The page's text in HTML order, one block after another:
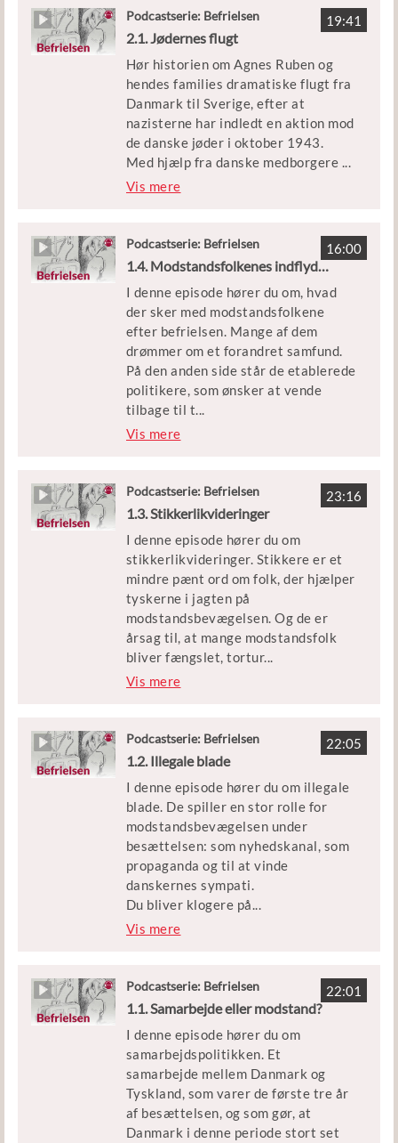
Medvirkende: Allan Falk og
historiker Sofie Lene Bak
Klip: Filmcentralen og Københavns
Beredskab
Udgivet af Børne- og
Undervisningsministeriet
koncentrationslejren
Theresienstadt.
Episoden er en del af podcastserien
’Befrielsen’.
Medvirkende: Historiker Sofie Lene
Bak
Klip: DIIS, Københavns Beredskab og
Udgivet af Børne- og
Undervisningsministeriet
19:41
Podcastserie: Befrielsen
2.1. Jødernes flugt
Hør historien om Agnes Ruben og
hendes families dramatiske flugt fra
Danmark til Sverige, efter at
nazisterne har indledt en aktion mod
de danske jøder i oktober 1943.
Med hjælp fra danske medborgere ...
lykkedes det for næsten 8.000
koncentrationslejr.
Episoden er en del af podcastserien
’Befrielsen’.
Medvirkende: Agnes Ruben og
historiker Sofie Lene Bak
Klip: DR og Københavns Beredskab
Udgivet af Børne- og
Vis mere
16:00
Podcastserie: Befrielsen
1.4. Modstandsfolkenes indflydelse
I denne episode hører du om, hvad
der sker med modstandsfolkene
efter befrielsen. Mange af dem
drømmer om et forandret samfund.
På den anden side står de etablerede
politikere, som ønsker at vende
tilbage til t...
iden før krigen. Find ud af, hvem der
handlinger påvirker mange
modstandsfolk i årene efter krigen.
Episoden er en del af podcastserien
’Befrielsen’.
Medvirkende: Historiker Peter
Birkelund
Klip: DR, Københavns Beredskab,
Frihedsmuseet og interview med Lis
Udgivet af: Børne- og
Undervisningsministeriet
Vis mere
23:16
Podcastserie: Befrielsen
1.3. Stikkerlikvideringer
I denne episode hører du om
stikkerlikvideringer. Stikkere er et
mindre pænt ord om folk, der hjælper
tyskerne i jagten på
modstandsbevægelsen. Og de er
årsag til, at mange modstandsfolk
bliver fængslet, tortur...
eret eller i værste fald skudt under
stikkerne for at slå dem ihjel.
Men hvilke udfordringer knyttede
sig til stikkerlikvideringerne? Og
hvilke konsekvenser havde det for
dem, der trykkede på aftrækkeren?
Episoden er en del af podcastserien
’Befrielsen’.
Medvirkende: Historiker Peter
Klip: DR, Københavns Beredskab og
Frihedsmuseet heriblandt interviews
med Jens Lillelund og Gunnar
Dyrberg
Udgivet af: Børne- og
Undervisningsministeriet
Vis mere
22:05
Podcastserie: Befrielsen
1.2. Illegale blade
I denne episode hører du om illegale
blade. De spiller en stor rolle for
modstandsbevægelsen under
besættelsen: som nyhedskanal, som
propaganda og til at vinde
danskernes sympati.
Du bliver klogere på...
, hvorfor danskere sætter livet på
blade spiller en afgørende rolle for
modstandsarbejdet.
Episoden er en del af podcastserien
’Befrielsen’.
Medvirkende: Historiker Peter
Birkelund
Vis mere
22:01
Podcastserie: Befrielsen
1.1. Samarbejde eller modstand?
I denne episode hører du om
samarbejdspolitikken. Et
samarbejde mellem Danmark og
Tyskland, som varer de første tre år
af besættelsen, og som gør, at
Danmark i denne periode stort set